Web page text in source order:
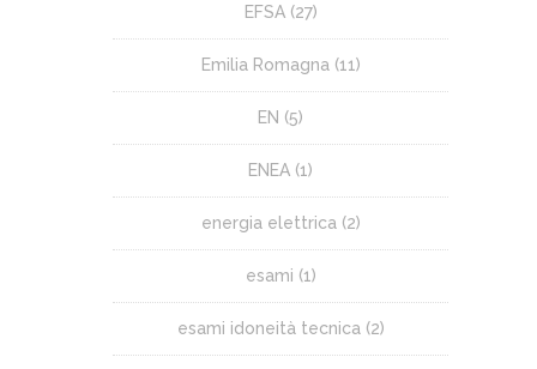
EFSA(27)
Emilia Romagna (11)
EN (5)
ENEA (1)
energia elettrica (2)
esami (1)
esami idoneità tecnica (2)